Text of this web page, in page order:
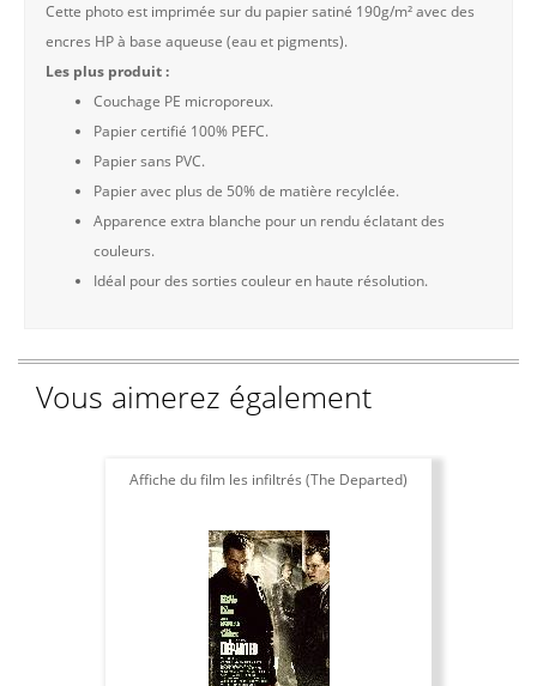
Cette photo est imprimée sur du papier satiné 190g/m² avec des
encres HP à base aqueuse (eau et pigments).
Les plus produit :
Couchage PE microporeux.
Papier certifié 100% PEFC.
Papier sans PVC.
Papier avec plus de 50% de matière recylclée.
Apparence extra blanche pour un rendu éclatant des
couleurs.
Idéal pour des sorties couleur en haute résolution.
Vous aimerez également
Affiche du film les infiltrés (The Departed)